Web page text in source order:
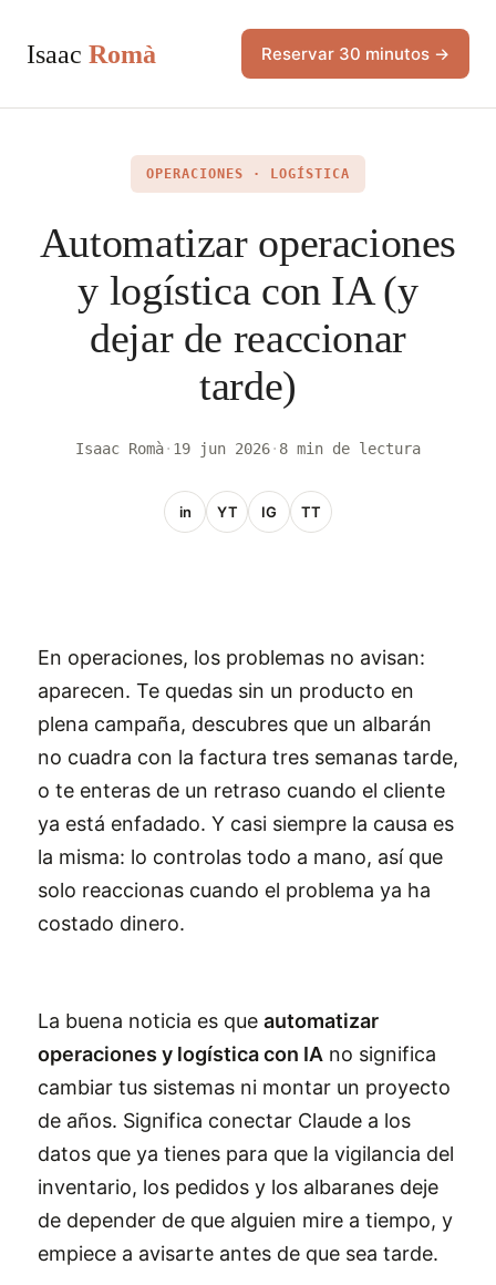
Isaac Romà Reservar 30 minutos →
OPERACIONES · LOGÍSTICA
Automatizar operaciones
y logística con IA (y
dejar de reaccionar
tarde)
Isaac Romà· 19 jun 2026· 8 min de lectura
in YT IG TT
En operaciones, los problemas no avisan:
aparecen. Te quedas sin un producto en
plena campaña, descubres que un albarán
no cuadra con la factura tres semanas tarde,
o te enteras de un retraso cuando el cliente
ya está enfadado. Y casi siempre la causa es
la misma: lo controlas todo a mano, así que
solo reaccionas cuando el problema ya ha
costado dinero.
La buena noticia es que automatizar
operaciones y logística con IA no significa
cambiar tus sistemas ni montar un proyecto
de años. Significa conectar Claude a los
datos que ya tienes para que la vigilancia del
inventario, los pedidos y los albaranes deje
de depender de que alguien mire a tiempo, y
empiece a avisarte antes de que sea tarde.